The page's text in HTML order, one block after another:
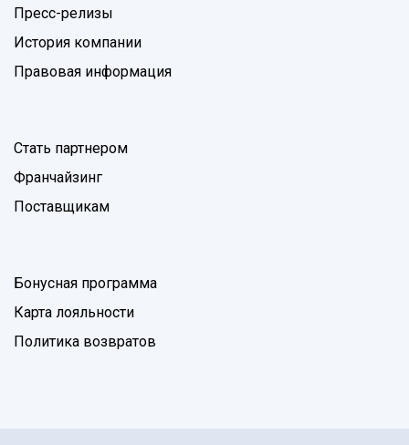
Пресс-релизы
История компании
Правовая информация
Стать партнером
Франчайзинг
Поставщикам
Бонусная программа
Карта лояльности
Политика возвратов